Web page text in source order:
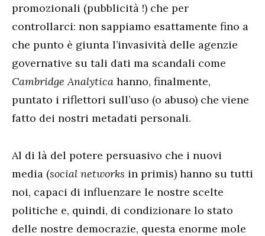
promozionali (pubblicità !) che per
controllarci: non sappiamo esattamente fino a
che punto è giunta l’invasività delle agenzie
governative su tali dati ma scandali come
Cambridge Analytica hanno, finalmente,
puntato i riflettori sull’uso (o abuso) che viene
fatto dei nostri metadati personali.
Al di là del potere persuasivo che i nuovi
media (social networks in primis) hanno su tutti
noi, capaci di influenzare le nostre scelte
politiche e, quindi, di condizionare lo stato
delle nostre democrazie, questa enorme mole